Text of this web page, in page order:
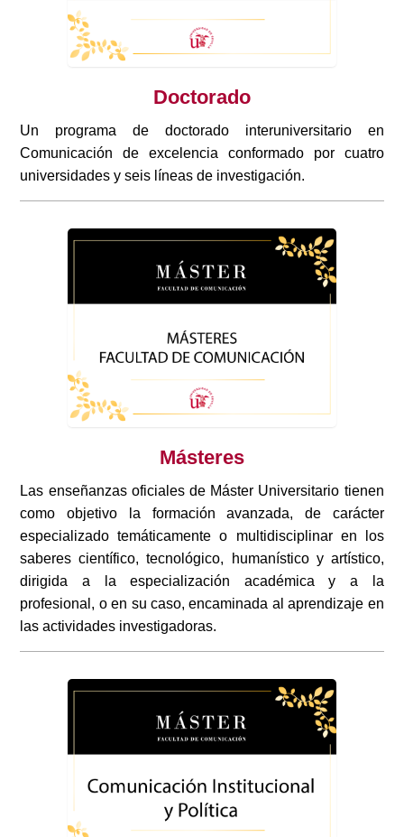
Doctorado
Un programa de doctorado interuniversitario en
Comunicación de excelencia conformado por cuatro
universidades y seis líneas de investigación.
Másteres
Las enseñanzas oficiales de Máster Universitario tienen
como objetivo la formación avanzada, de carácter
especializado temáticamente o multidisciplinar en los
saberes científico, tecnológico, humanístico y artístico,
dirigida a la especialización académica y a la
profesional, o en su caso, encaminada al aprendizaje en
las actividades investigadoras.